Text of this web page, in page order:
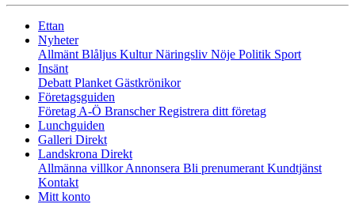
Ettan
Nyheter
Allmänt Blåljus KulturNäringsliv Nöje Politik Sport
Insänt
Debatt Planket Gästkrönikor
Företagsguiden
Företag A-Ö BranscherRegistrera ditt företag
Lunchguiden
Galleri Direkt
Landskrona Direkt
Allmänna villkorAnnonsera Bli prenumerant Kundtjänst
Kontakt
Mitt konto